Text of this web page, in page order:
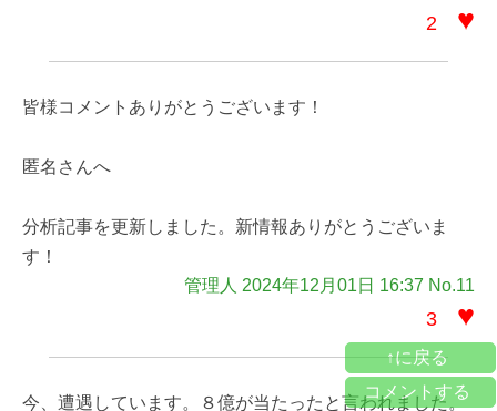
2 ♥
皆様コメントありがとうございます！
匿名さんへ
分析記事を更新しました。新情報ありがとうございま
す！
管理人 2024年12月01日 16:37 No.11
3 ♥
今、遭遇しています。８億が当たったと言われました。
↑に戻る
コメントする